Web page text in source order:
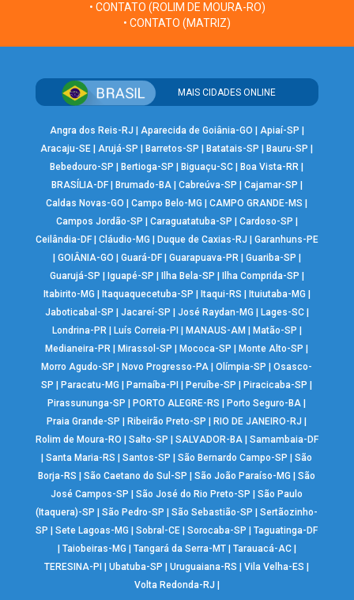
• CONTATO (ROLIM DE MOURA-RO)
• CONTATO (MATRIZ)
MAIS CIDADES ONLINE
Angra dos Reis-RJ Aparecida de Goiânia-GO Apiaí-SP
Aracaju-SE |Arujá-SP Barretos-SP Batatais-SP Bauru-SP
Bebedouro-SP
Bertioga-SP Biguaçu-SC Boa Vista-RR
BRASÍLIA-DF| Brumado-BA| Cabreúva-SP Cajamar-SP
Caldas Novas-GO
|Campo Belo-MG |CAMPO GRANDE-MS
Campos Jordão-SP
Caraguatatuba-SP Cardoso-SP
Ceilândia-DF| Cláudio-MG Duque de Caxias-RJ
Garanhuns-PE
GOIÂNIA-GO Guará-DF| Guarapuava-PR| Guariba-SP
Guarujá-SP
Iguapé-SP Ilha Bela-SP Ilha Comprida-SP
Itabirito-MG
Itaquaquecetuba-SP Itaqui-RS Ituiutaba-MG
Jaboticabal-SP
Jacareí-SP José Raydan-MG Lages-SC|
Londrina-PR| Luís Correia-PI MANAUS-AM Matão-SP
Medianeira-PR
Mirassol-SP Mococa-SP Monte Alto-SP
Morro Agudo-SP
Novo Progresso-PA |Olímpia-SP |Osasco-
SP
Paracatu-MG Parnaíba-PI Peruíbe-SP Piracicaba-SP
Pirassununga-SP
PORTO ALEGRE-RS Porto Seguro-BA
Praia Grande-SP
Ribeirão Preto-SP RIO DE JANEIRO-RJ
Rolim de Moura-RO
Salto-SP SALVADOR-BA| Samambaia-DF
|Santa Maria-RS |Santos-SP |São Bernardo Campo-SP |São
Borja-RS
|São Caetano do Sul-SP |São João Paraíso-MG |São
José Campos-SP
|São José do Rio Preto-SP |São Paulo
(Itaquera)-SP
|São Pedro-SP |São Sebastião-SP |Sertãozinho-
SP
|Sete Lagoas-MG |Sobral-CE |Sorocaba-SP |Taguatinga-DF
Taiobeiras-MG Tangará da Serra-MT| Tarauacá-AC|
TERESINA-PI
|Ubatuba-SP |Uruguaiana-RS |Vila Velha-ES
Volta Redonda-RJ